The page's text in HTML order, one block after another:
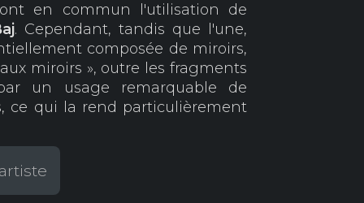
en commun l'utilisation de
. Cependant, tandis que l'une,
composée de miroirs,
miroirs », outre les fragments
un usage remarquable de
ce qui la rend particulièrement